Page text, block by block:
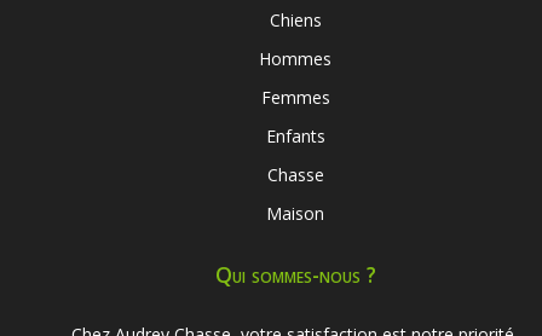
Chiens
Hommes
Femmes
Enfants
Chasse
Maison
Qui sommes-nous ?